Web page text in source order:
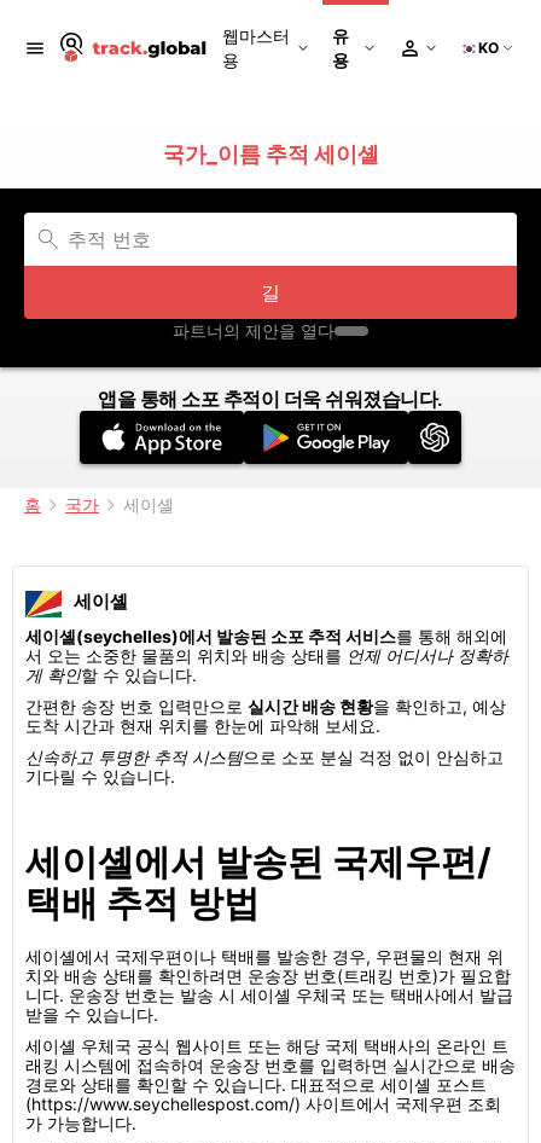
웹마스터
용
유
용
KO
국가_이름 추적 세이셸
길
파트너의 제안을 열다
앱을 통해 소포 추적이 더욱 쉬워졌습니다.
홈 국가 세이셸
세이셸
세이셸(seychelles)에서 발송된 소포 추적 서비스를 통해 해외에
서 오는 소중한 물품의 위치와 배송 상태를 언제 어디서나 정확하
게 확인할 수 있습니다.
간편한 송장 번호 입력만으로 실시간 배송 현황을 확인하고, 예상
도착 시간과 현재 위치를 한눈에 파악해 보세요.
신속하고 투명한 추적 시스템으로 소포 분실 걱정 없이 안심하고
기다릴 수 있습니다.
세이셸에서 발송된 국제우편/
택배 추적 방법
세이셸에서 국제우편이나 택배를 발송한 경우, 우편물의 현재 위
치와 배송 상태를 확인하려면 운송장 번호(트래킹 번호)가 필요합
니다. 운송장 번호는 발송 시 세이셸 우체국 또는 택배사에서 발급
받을 수 있습니다.
세이셸 우체국 공식 웹사이트 또는 해당 국제 택배사의 온라인 트
래킹 시스템에 접속하여 운송장 번호를 입력하면 실시간으로 배송
경로와 상태를 확인할 수 있습니다. 대표적으로 세이셸 포스트
(https://www.seychellespost.com/) 사이트에서 국제우편 조회
가 가능합니다.